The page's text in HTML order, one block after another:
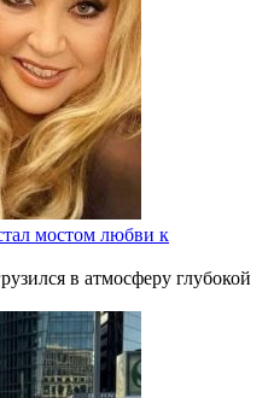
мостом любви к
в атмосферу глубокой